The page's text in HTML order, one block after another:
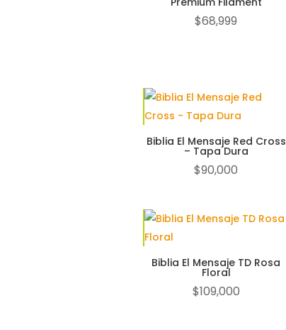
$68,999
Biblia El Mensaje Red Cross
– Tapa Dura
$90,000
Biblia El Mensaje TD Rosa
Floral
$109,000